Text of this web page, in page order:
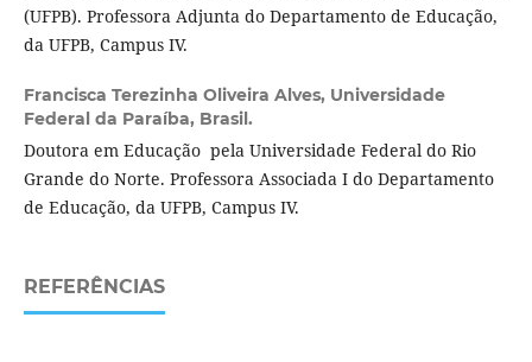
(UFPB). Professora Adjunta do Departamento de Educação,
da UFPB, Campus IV.
Francisca Terezinha Oliveira Alves, Universidade
Federal da Paraíba, Brasil.
Doutora em Educação pela Universidade Federal do Rio
Grande do Norte. Professora Associada I do Departamento
de Educação, da UFPB, Campus IV.
REFERÊNCIAS